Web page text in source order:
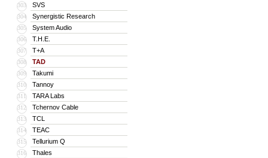
303 SVS
304 Synergistic Research
305 System Audio
306 T.H.E.
307 T+A
308 TAD
309 Takumi
310 Tannoy
311 TARA Labs
312 Tchernov Cable
313 TCL
314 TEAC
315 Tellurium Q
316 Thales